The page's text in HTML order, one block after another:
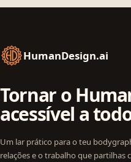
HumanDesign.ai
Tornar o
acessível a
Um lar prático para o teu
relações e o trabalho que partilhas